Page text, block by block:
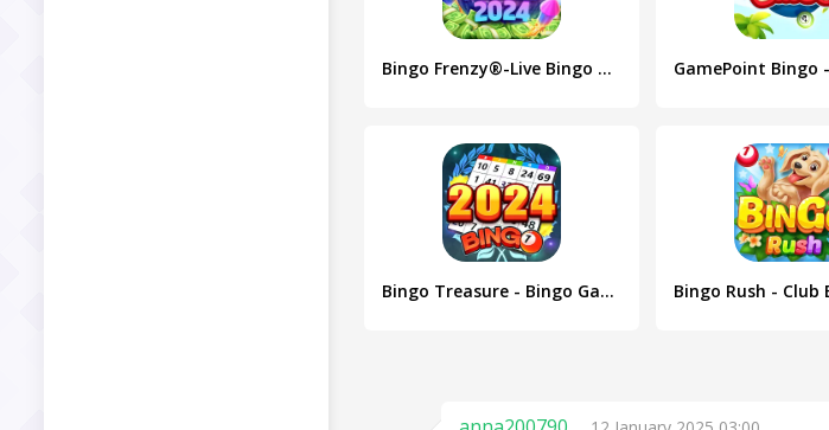
Bingo Frenzy®-Live Bingo Games
Bingo Treasure - Bingo Games